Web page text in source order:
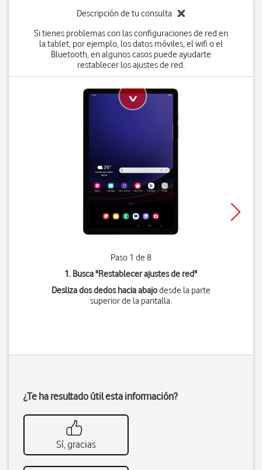
Descripción de tu consulta
Si tienes problemas con las configuraciones de red en
la tablet, por ejemplo, los datos móviles, el wifi o el
Bluetooth, en algunos casos puede ayudarte
restablecer los ajustes de red.
Paso 1 de 8
1. Busca "Restablecer ajustes de red"
Desliza dos dedos hacia abajodesde la parte
superior de la pantalla.
¿Te ha resultado útil esta información?
Sí, gracias